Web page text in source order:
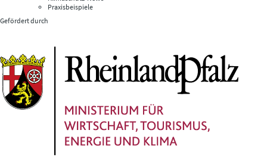
Praxisbeispiele
Gefördert durch